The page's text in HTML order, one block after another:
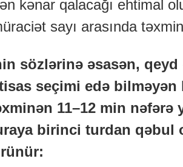
kənar qalacağı ehtimal
sayı arasında
sözlərinə əsasən,
seçimi edə bilməyən
11–12 min nəfərə
birinci turdan qəbul